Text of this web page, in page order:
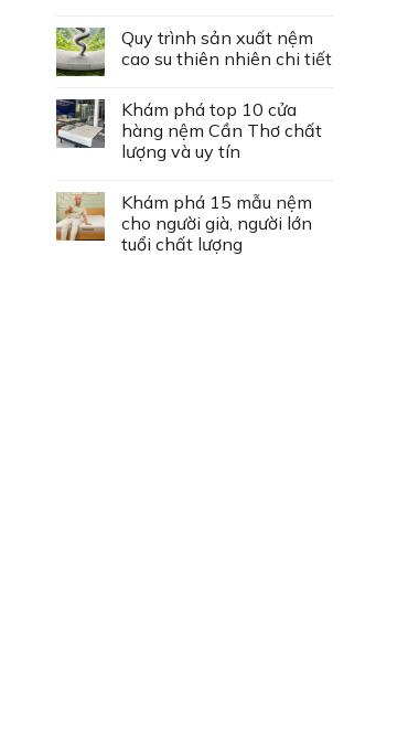
Quy trình sản xuất nệm
cao su thiên nhiên chi tiết
Khám phá top 10 cửa
hàng nệm Cần Thơ chất
lượng và uy tín
Khám phá 15 mẫu nệm
cho người già, người lớn
tuổi chất lượng